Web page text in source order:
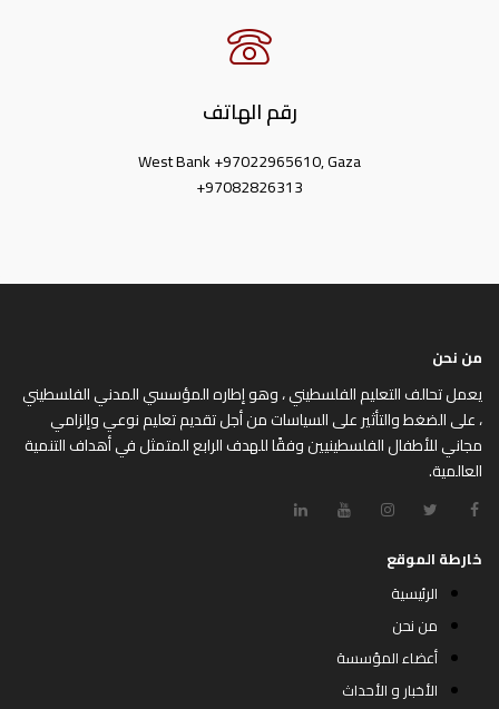
رقم الهاتف
West Bank +97022965610, Gaza
+97082826313
من نحن
يعمل تحالف التعليم الفلسطيني ، وهو إطاره المؤسسي المدني الفلسطيني
، على الضغط والتأثير على السياسات من أجل تقديم تعليم نوعي وإلزامي
مجاني للأطفال الفلسطينيين وفقًا للهدف الرابع المتمثل في أهداف التنمية
العالمية.
خارطة الموقع
الرئيسية
من نحن
أعضاء المؤسسة
الأخبار و الأحداث